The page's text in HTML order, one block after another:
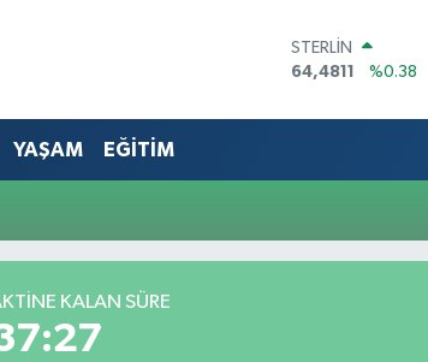
STERLİN
64,4811
%0.38
6660.55
%0.03
DOLAR
47,7436
%0.18
YAŞAM EĞİTİM
KALAN SÜRE